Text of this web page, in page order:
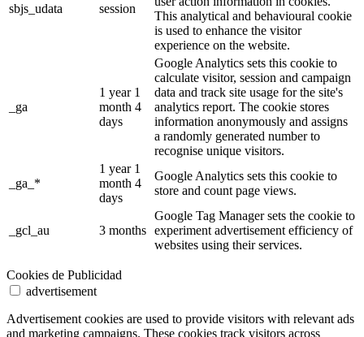
sbjs_udata session
This analytical and behavioural cookie
is used to enhance the visitor
experience on the website.
_ga
1 year 1
month 4
days
Google Analytics sets this cookie to
calculate visitor, session and campaign
data and track site usage for the site's
analytics report. The cookie stores
information anonymously and assigns
a randomly generated number to
recognise unique visitors.
_ga_*
1 year 1
month 4
days
Google Analytics sets this cookie to
store and count page views.
_gcl_au 3 months
Google Tag Manager sets the cookie to
experiment advertisement efficiency of
websites using their services.
Cookies de Publicidad
advertisement
Advertisement cookies are used to provide visitors with relevant ads
and marketing campaigns. These cookies track visitors across